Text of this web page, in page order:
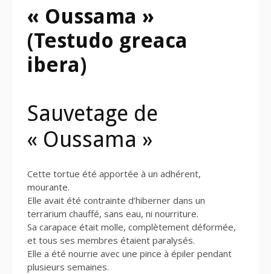
« Oussama »
(Testudo greaca
ibera)
Sauvetage de
« Oussama »
Cette tortue été apportée à un adhérent,
mourante.
Elle avait été contrainte d’hiberner dans un
terrarium chauffé, sans eau, ni nourriture.
Sa carapace était molle, complètement déformée,
et tous ses membres étaient paralysés.
Elle a été nourrie avec une pince à épiler pendant
plusieurs semaines.